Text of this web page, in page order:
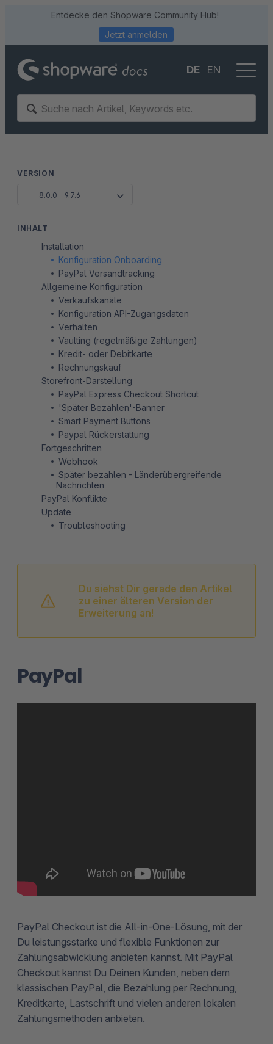
Entdecke den Shopware Community Hub!
Jetzt anmelden
DE EN
Du siehst Dir gerade den Artikel
zu einer älteren Version der
Erweiterung an!
PayPal
PayPal Checkout ist die All-in-One-Lösung, mit der
Du leistungsstarke und flexible Funktionen zur
Zahlungsabwicklung anbieten kannst. Mit PayPal
Checkout kannst Du Deinen Kunden, neben dem
klassischen PayPal, die Bezahlung per Rechnung,
Kreditkarte, Lastschrift und vielen anderen lokalen
Zahlungsmethoden anbieten.
VERSION
8.0.0 - 9.7.6
INHALT
Installation
Konfiguration Onboarding
PayPal Versandtracking
Allgemeine Konfiguration
Verkaufskanäle
Konfiguration API-Zugangsdaten
Verhalten
Vaulting (regelmäßige Zahlungen)
Kredit- oder Debitkarte
Rechnungskauf
Storefront-Darstellung
PayPal Express Checkout Shortcut
'Später Bezahlen'-Banner
Smart Payment Buttons
Paypal Rückerstattung
Fortgeschritten
Webhook
Später bezahlen - Länderübergreifende
Nachrichten
PayPal Konflikte
Update
Troubleshooting